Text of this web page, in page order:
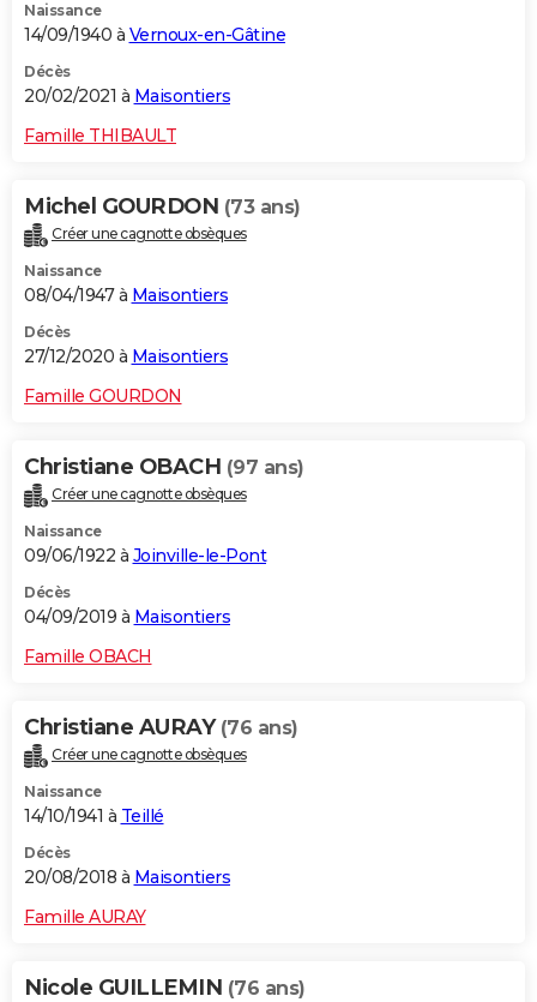
Naissance
14/09/1940 à Vernoux-en-Gâtine
Décès
20/02/2021 à Maisontiers
Famille THIBAULT
Michel GOURDON (73 ans)
Créer une cagnotte obsèques
Naissance
08/04/1947 à Maisontiers
Décès
27/12/2020 à Maisontiers
Famille GOURDON
Christiane OBACH (97 ans)
Créer une cagnotte obsèques
Naissance
09/06/1922 à Joinville-le-Pont
Décès
04/09/2019 à Maisontiers
Famille OBACH
Christiane AURAY (76 ans)
Créer une cagnotte obsèques
Naissance
14/10/1941 à Teillé
Décès
20/08/2018 à Maisontiers
Famille AURAY
Nicole GUILLEMIN (76 ans)